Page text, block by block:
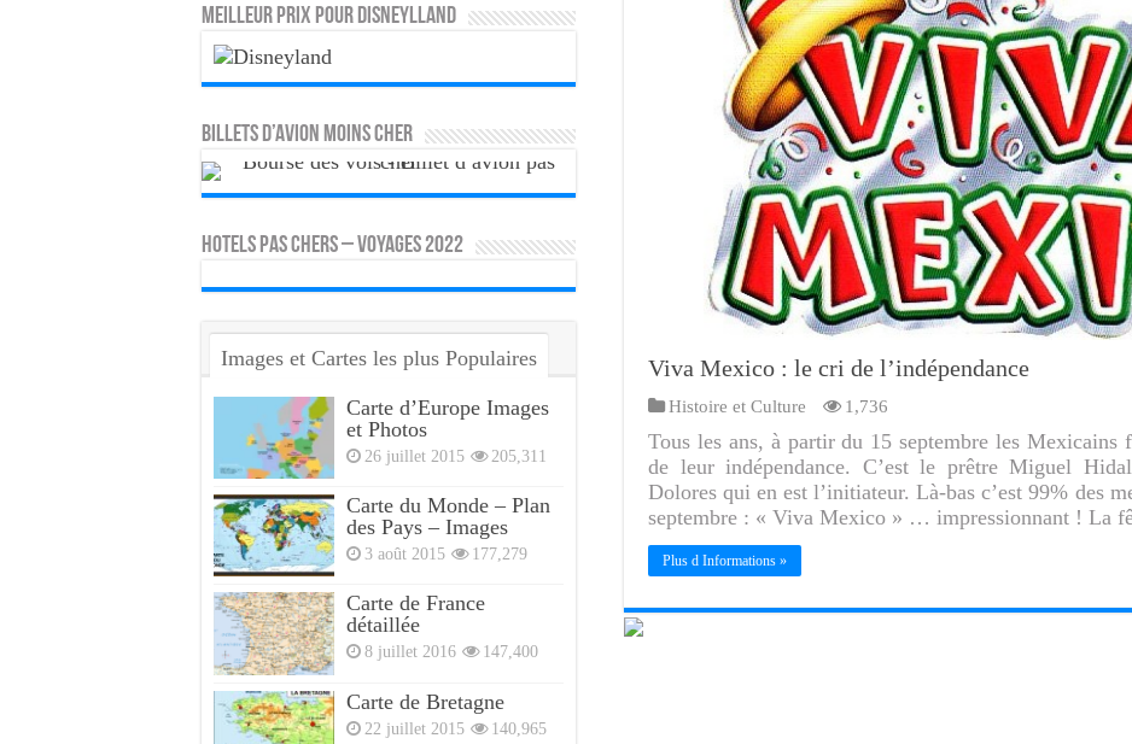
Viva Mexico : le cri de l’indépendance
Histoire et Culture 1,736
Tous les ans, à partir du 15 septembre les
de leur indépendance. C’est le prêtre Miguel
Dolores qui en est l’initiateur. Là-bas c’est 99% des
septembre : « Viva Mexico » … impressionnant ! La
Plus d Informations »
MEILLEUR PRIX POUR DISNEYLLAND
Billets d’avion moins cher
HOTELS PAS CHERS – VOYAGES 2022
Images et Cartes les plus Populaires
Carte d’Europe Images
et Photos
26 juillet 2015 205,311
Carte du Monde – Plan
des Pays – Images
3 août 2015 177,279
Carte de France
détaillée
8 juillet 2016 147,400
Carte de Bretagne
22 juillet 2015 140,965